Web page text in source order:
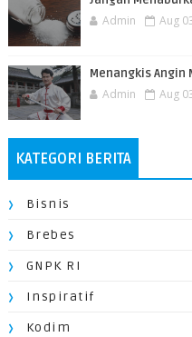
Admin Aug
Menangkis Angin
Admin Aug
KATEGORI BERITA
Bisnis
Brebes
GNPK RI
Inspiratif
Kodim